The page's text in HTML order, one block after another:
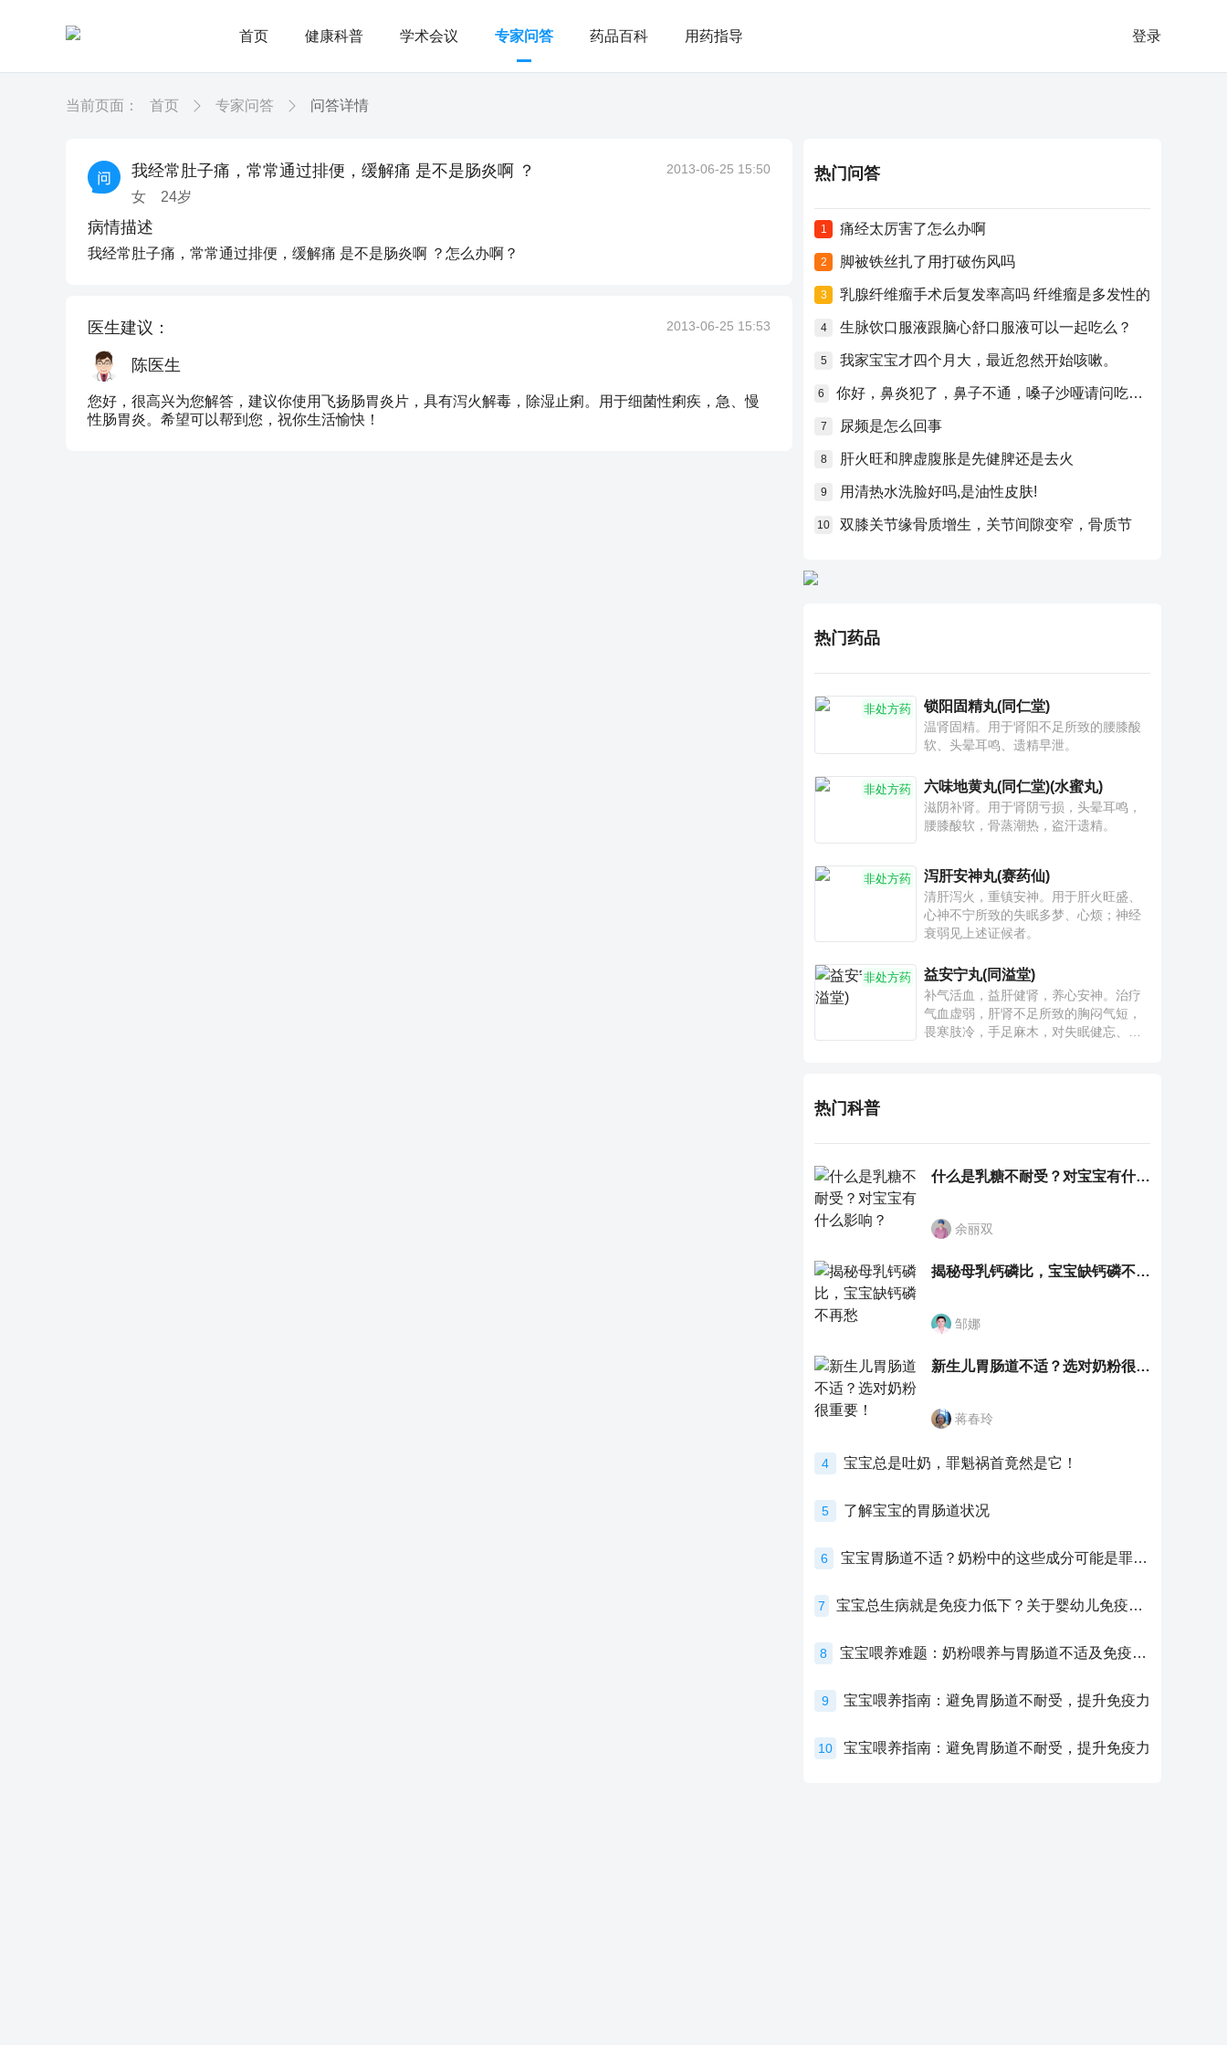
首页 健康科普 学术会议 专家问答 药品百科 用药指导 登录
当前页面： 首页 专家问答 问答详情
我经常肚子痛，常常通过排便，缓解痛 是不是肠炎啊 ？
女 24岁
2013-06-25 15:50
病情描述
我经常肚子痛，常常通过排便，缓解痛 是不是肠炎啊 ？怎么办啊？
医生建议： 2013-06-25 15:53
陈医生
您好，很高兴为您解答，建议你使用飞扬肠胃炎片，具有泻火解毒，除湿止痢。用于细菌性痢疾，急、慢
性肠胃炎。希望可以帮到您，祝你生活愉快！
热门问答
1 痛经太厉害了怎么办啊
2 脚被铁丝扎了用打破伤风吗
3 乳腺纤维瘤手术后复发率高吗 纤维瘤是多发性的
4 生脉饮口服液跟脑心舒口服液可以一起吃么？
5 我家宝宝才四个月大，最近忽然开始咳嗽。
6 你好，鼻炎犯了，鼻子不通，嗓子沙哑请问吃什么药比较好？
7 尿频是怎么回事
8 肝火旺和脾虚腹胀是先健脾还是去火
9 用清热水洗脸好吗,是油性皮肤!
10 双膝关节缘骨质增生，关节间隙变窄，骨质节
热门药品
非处方药 锁阳固精丸(同仁堂)
温肾固精。用于肾阳不足所致的腰膝酸
软、头晕耳鸣、遗精早泄。
非处方药 六味地黄丸(同仁堂)(水蜜丸)
滋阴补肾。用于肾阴亏损，头晕耳鸣，
腰膝酸软，骨蒸潮热，盗汗遗精。
非处方药 泻肝安神丸(赛药仙)
清肝泻火，重镇安神。用于肝火旺盛、
心神不宁所致的失眠多梦、心烦；神经
衰弱见上述证候者。
非处方药 益安宁丸(同溢堂)
补气活血，益肝健肾，养心安神。治疗
气血虚弱，肝肾不足所致的胸闷气短，
畏寒肢冷，手足麻木，对失眠健忘、神
热门科普
什么是乳糖不耐受？对宝宝有什么影响？
余丽双
揭秘母乳钙磷比，宝宝缺钙磷不再愁
邹娜
新生儿胃肠道不适？选对奶粉很重要！
蒋春玲
4 宝宝总是吐奶，罪魁祸首竟然是它！
5 了解宝宝的胃肠道状况
6 宝宝胃肠道不适？奶粉中的这些成分可能是罪魁祸首！
7 宝宝总生病就是免疫力低下？关于婴幼儿免疫力的真相，家长必须了解！
8 宝宝喂养难题：奶粉喂养与胃肠道不适及免疫力提升的奥秘
9 宝宝喂养指南：避免胃肠道不耐受，提升免疫力
10 宝宝喂养指南：避免胃肠道不耐受，提升免疫力